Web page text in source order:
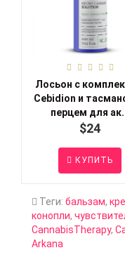
Лосьон с
Cebidion и
перцем для
$24
КУПИТЬ
Теги: бальзам,
конопли,
CannabisTherapy,
Arkana